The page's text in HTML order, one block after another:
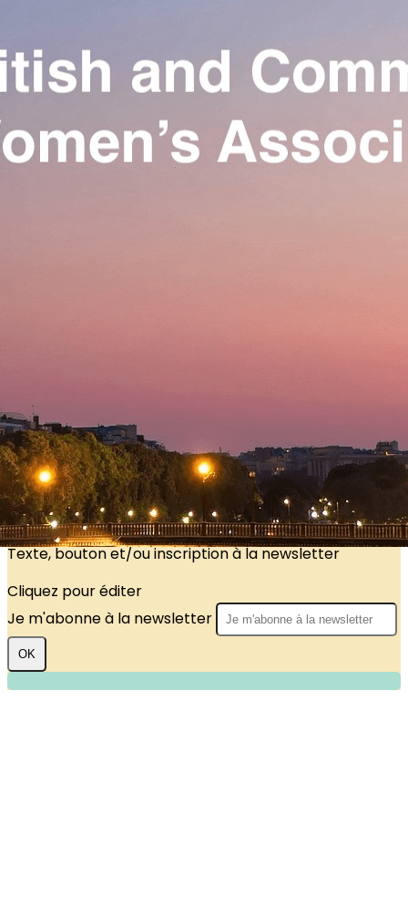
Exporter uniquement les colonnes affichées
Ajoutez un logo, un bouton, des réseaux sociaux
Our Association
Activities
Join us
?>
Images de la page d'accueil
Cliquez pour éditer
Texte, bouton et/ou inscription à la newsletter
Cliquez pour éditer
Je m'abonne à la newsletter
OK